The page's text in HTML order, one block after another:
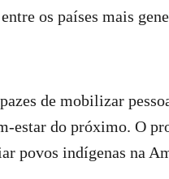
os países mais
de mobilizar
estar do próximo. O
povos indígenas na